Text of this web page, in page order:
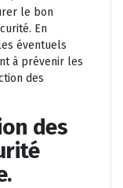
le bon
En
éventuels
à prévenir les
des
des